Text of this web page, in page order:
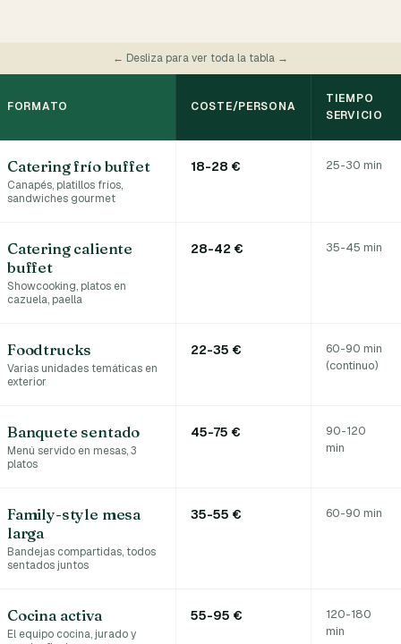
← Desliza para ver toda la tabla →
FORMATO COSTE/PERSONA
TIEMPO
SERVICIO
Catering frío buffet
Canapés, platillos fríos,
sandwiches gourmet
18-28 € 25-30 min
Catering caliente
buffet
Showcooking, platos en
cazuela, paella
28-42 € 35-45 min
Foodtrucks
Varias unidades temáticas en
exterior
22-35 €
60-90 min
(continuo)
Banquete sentado
Menú servido en mesas, 3
platos
45-75 €
90-120
min
Family-style mesa
larga
Bandejas compartidas, todos
sentados juntos
35-55 € 60-90 min
Cocina activa
El equipo cocina, jurado y
55-95 €
120-180
min